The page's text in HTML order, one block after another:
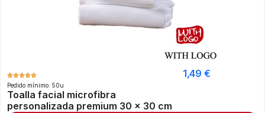
Pedido mínimo: 50u
Toalla facial microfibra
personalizada premium 30 x 30 cm
1,49 €